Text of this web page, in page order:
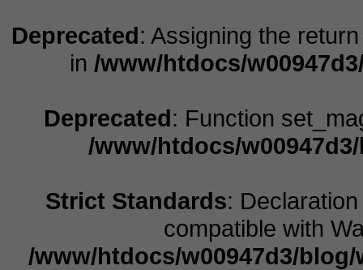
Deprecated: Assigning the
in/www/htdocs/
Deprecated: Function
/www/htdocs/
Strict Standards:
compatible with
/www/htdocs/w00947d3/